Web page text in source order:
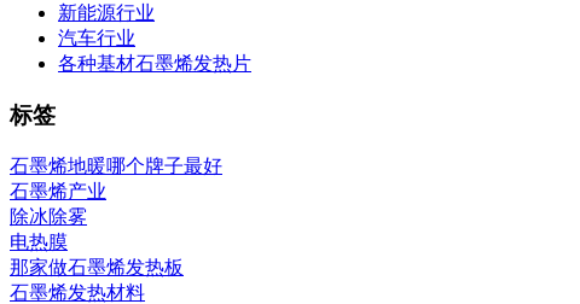
新能源行业
汽车行业
各种基材石墨烯发热片
标签
石墨烯地暖哪个牌子最好
石墨烯产业
除冰除雾
电热膜
那家做石墨烯发热板
石墨烯发热材料